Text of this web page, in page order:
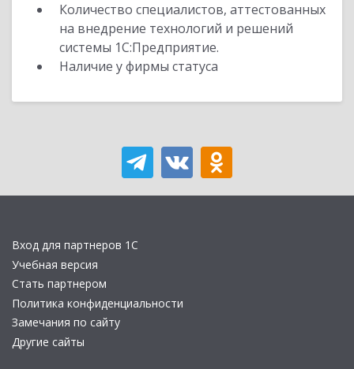
Количество специалистов, аттестованных
на внедрение технологий и решений
системы 1С:Предприятие.
Наличие у фирмы статуса
Вход для партнеров 1С
Учебная версия
Стать партнером
Политика конфиденциальности
Замечания по сайту
Другие сайты